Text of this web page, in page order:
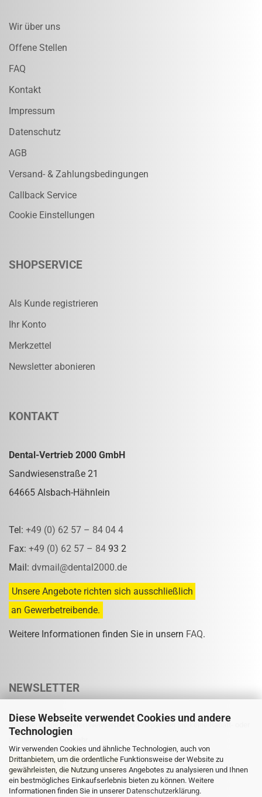
Diese Webseite verwendet Cookies und andere
Technologien
Wir verwenden Cookies und ähnliche Technologien, auch von
Drittanbietern, um die ordentliche Funktionsweise der Website zu
gewährleisten, die Nutzung unseres Angebotes zu analysieren und Ihnen
ein bestmögliches Einkaufserlebnis bieten zu können. Weitere
Informationen finden Sie in unserer Datenschutzerklärung.
Wir über uns
Offene Stellen
FAQ
Kontakt
Impressum
Datenschutz
AGB
Versand- & Zahlungsbedingungen
Callback Service
Cookie Einstellungen
SHOPSERVICE
Als Kunde registrieren
Ihr Konto
Merkzettel
Newsletter abonieren
KONTAKT
Dental-Vertrieb 2000 GmbH
Sandwiesenstraße 21
64665 Alsbach-Hähnlein
Tel: +49 (0) 62 57 – 84 04 4
Fax: +49 (0) 62 57 – 84 93 2
Mail: dvmail@dental2000.de
Unsere Angebote richten sich ausschließlich
an Gewerbetreibende.
Weitere Informationen finden Sie in unsern FAQ.
NEWSLETTER
Abonnieren Sie unseren Newsletter und verpassen Sie keine Rabatt- oder
Sonderpreisaktion mehr.
Eine Abmeldung ist jederzeit möglich.